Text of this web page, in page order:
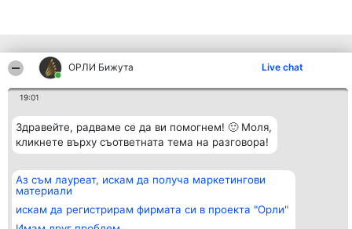
ОРЛИ Бижута Live chat
19:01
Здравейте, радваме се да ви помогнем! 🙂 Моля,
кликнете върху съответната тема на разговора!
Аз съм лауреат, искам да получа маркетингови
материали
искам да регистрирам фирмата си в проекта "Орли"
Други фирми от региона
Организатор на
класиране
Beautiful Company S.R.L.
BulevardulAleea Timișul De
4, Ap. 13
București 53-238
CUI 36737675
Класация
Победители
всички
Правила
Статут/Устав
поверителност
Контакти
Контакти